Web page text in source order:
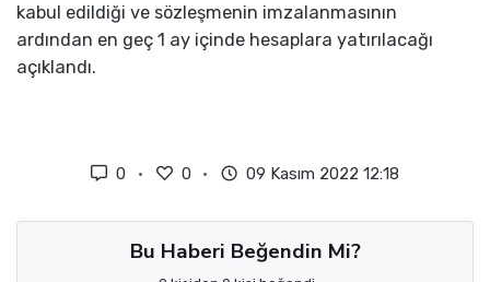
kabul edildiği ve sözleşmenin imzalanmasının
ardından en geç 1 ay içinde hesaplara yatırılacağı
açıklandı.
0 0 09 Kasım 2022 12:18
Bu Haberi Beğendin Mi?